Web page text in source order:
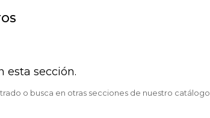
esta sección.
o busca en otras secciones de nuestro catálogo.